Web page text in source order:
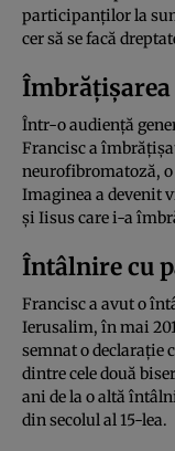
participanţilor la
cer să se facă
Într-o audienţă
Francisc a
neurofibromatoză, o
Imaginea a devenit
şi Iisus care i-a
Întâlnire cu
Francisc a avut o
Ierusalim, în mai
semnat o declaraţie
dintre cele două
ani de la o altă
din secolul al 15-lea.